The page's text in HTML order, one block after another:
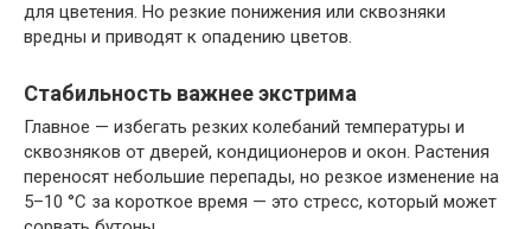
для цветения. Но резкие понижения или сквозняки
вредны и приводят к опадению цветов.
Стабильность важнее экстрима
Главное — избегать резких колебаний температуры и
сквозняков от дверей, кондиционеров и окон. Растения
переносят небольшие перепады, но резкое изменение на
5–10 °C за короткое время — это стресс, который может